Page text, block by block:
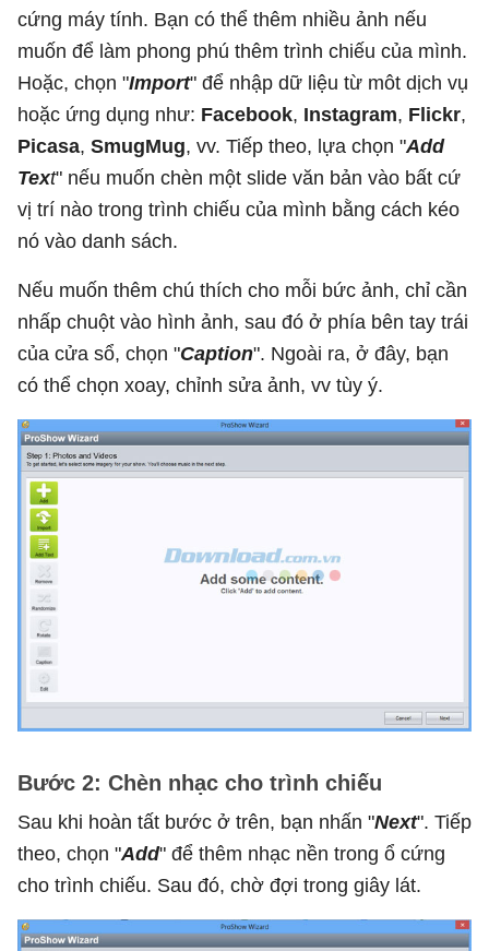
cứng máy tính. Bạn có thể thêm nhiều ảnh nếu
muốn để làm phong phú thêm trình chiếu của mình.
Hoặc, chọn "Import" để nhập dữ liệu từ môt dịch vụ
hoặc ứng dụng như: Facebook, Instagram, Flickr,
Picasa, SmugMug, vv. Tiếp theo, lựa chọn "Add
Text" nếu muốn chèn một slide văn bản vào bất cứ
vị trí nào trong trình chiếu của mình bằng cách kéo
nó vào danh sách.
Nếu muốn thêm chú thích cho mỗi bức ảnh, chỉ cần
nhấp chuột vào hình ảnh, sau đó ở phía bên tay trái
của cửa sổ, chọn "Caption". Ngoài ra, ở đây, bạn
có thể chọn xoay, chỉnh sửa ảnh, vv tùy ý.
Bước 2: Chèn nhạc cho trình chiếu
Sau khi hoàn tất bước ở trên, bạn nhấn "Next". Tiếp
theo, chọn "Add" để thêm nhạc nền trong ổ cứng
cho trình chiếu. Sau đó, chờ đợi trong giây lát.